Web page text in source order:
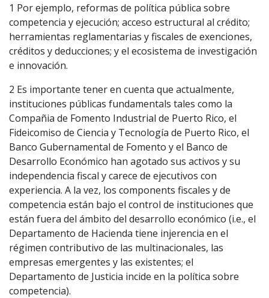
1 Por ejemplo, reformas de política pública sobre
competencia y ejecución; acceso estructural al crédito;
herramientas reglamentarias y fiscales de exenciones,
créditos y deducciones; y el ecosistema de investigación
e innovación.
2 Es importante tener en cuenta que actualmente,
instituciones públicas fundamentals tales como la
Compañia de Fomento Industrial de Puerto Rico, el
Fideicomiso de Ciencia y Tecnología de Puerto Rico, el
Banco Gubernamental de Fomento y el Banco de
Desarrollo Económico han agotado sus activos y su
independencia fiscal y carece de ejecutivos con
experiencia. A la vez, los components fiscales y de
competencia están bajo el control de instituciones que
están fuera del ámbito del desarrollo económico (i.e., el
Departamento de Hacienda tiene injerencia en el
régimen contributivo de las multinacionales, las
empresas emergentes y las existentes; el
Departamento de Justicia incide en la política sobre
competencia).